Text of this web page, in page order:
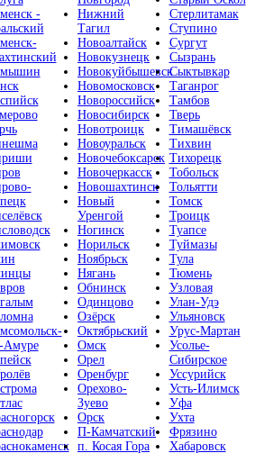
-
Амуре
Нижний
Тагил
Новоалтайск
Новокузнецк
Новокуйбышевск
Новомосковск
Новороссийск
Новосибирск
Новотроицк
Новоуральск
Новочебоксарск
Новочеркасск
Новошахтинск
Новый
Уренгой
Ногинск
Норильск
Ноябрьск
Нягань
Обнинск
Одинцово
Озёрск
Октябрьский
Омск
Орел
Оренбург
Орехово-
Зуево
Орск
П-Камчатский
п. Косая Гора
Стерлитамак
Ступино
Сургут
Сызрань
Сыктывкар
Таганрог
Тамбов
Тверь
Тимашёвск
Тихвин
Тихорецк
Тобольск
Тольятти
Томск
Троицк
Туапсе
Туймазы
Тула
Тюмень
Узловая
Улан-Удэ
Ульяновск
Урус-Мартан
Усолье-
Сибирское
Уссурийск
Усть-Илимск
Уфа
Ухта
Фрязино
Хабаровск